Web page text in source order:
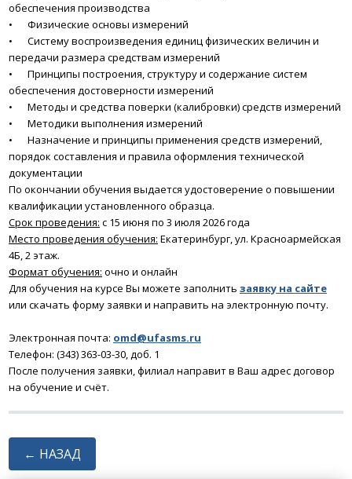
обеспечения производства
•
Физические основы измерений
•
Систему воспроизведения единиц физических величин и
передачи размера средствам измерений
•
Принципы построения, структуру и содержание систем
обеспечения достоверности измерений
•
Методы и средства поверки (калибровки) средств измерений
•
Методики выполнения измерений
•
Назначение и принципы применения средств измерений,
порядок составления и правила оформления технической
документации
По окончании обучения выдается удостоверение о повышении
квалификации установленного образца.
Срок проведения: с 15 июня по 3 июля 2026 года
Место проведения обучения: Екатеринбург, ул. Красноармейская
4Б, 2 этаж.
Формат обучения: очно и онлайн
Для обучения на курсе Вы можете заполнить заявку на сайте
или скачать форму заявки и направить на электронную почту.
Электронная почта: omd@ufasms.ru
Телефон: (343) 363-03-30, доб. 1
После получения заявки, филиал направит в Ваш адрес договор
на обучение и счёт.
← НАЗАД